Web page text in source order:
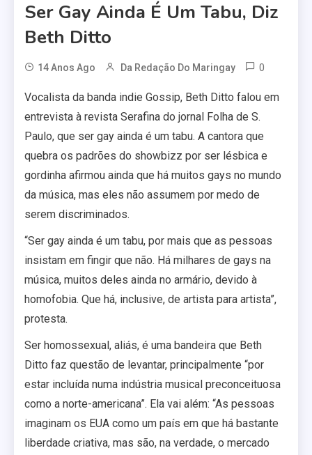
Ser Gay Ainda É Um Tabu, Diz
Beth Ditto
14 Anos Ago Da Redação Do Maringay 0
Vocalista da banda indie Gossip, Beth Ditto falou em
entrevista à revista Serafina do jornal Folha de S.
Paulo, que ser gay ainda é um tabu. A cantora que
quebra os padrões do showbizz por ser lésbica e
gordinha afirmou ainda que há muitos gays no mundo
da música, mas eles não assumem por medo de
serem discriminados.
“Ser gay ainda é um tabu, por mais que as pessoas
insistam em fingir que não. Há milhares de gays na
música, muitos deles ainda no armário, devido à
homofobia. Que há, inclusive, de artista para artista”,
protesta.
Ser homossexual, aliás, é uma bandeira que Beth
Ditto faz questão de levantar, principalmente “por
estar incluída numa indústria musical preconceituosa
como a norte-americana”. Ela vai além: “As pessoas
imaginam os EUA como um país em que há bastante
liberdade criativa, mas são, na verdade, o mercado